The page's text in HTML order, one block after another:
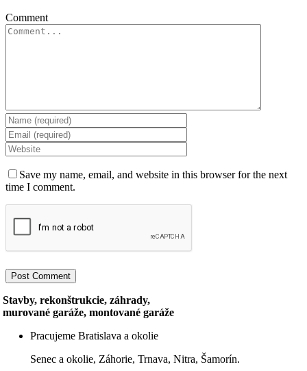
Comment
Save my name, email, and website in this browser for the next
time I comment.
Stavby, rekonštrukcie, záhrady,
murované garáže, montované garáže
Pracujeme Bratislava a okolie
Senec a okolie, Záhorie, Trnava, Nitra, Šamorín.